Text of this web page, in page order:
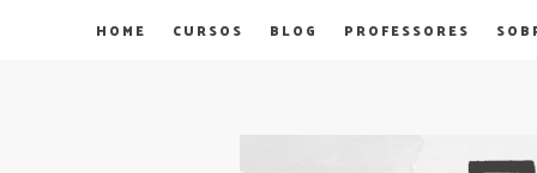
HOME CURSOS BLOG PROFESSORES